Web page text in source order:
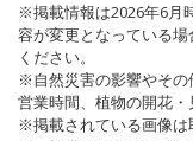
※掲載情報は2026年6月
容が変更となっている
ください。
※自然災害の影響やその
営業時間、植物の開花・
※掲載されている画像は